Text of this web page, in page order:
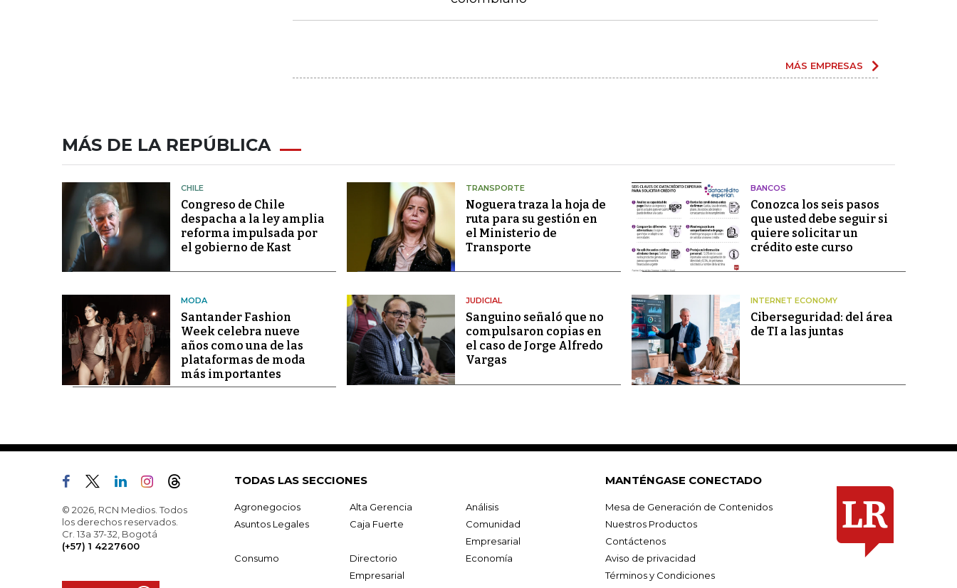
MÁS EMPRESAS
MÁS DE LA REPÚBLICA
CHILE
Congreso de Chile
despacha a la ley amplia
reforma impulsada por
el gobierno de Kast
TRANSPORTE
Noguera traza la hoja de
ruta para su gestión en
el Ministerio de
Transporte
BANCOS
Conozca los seis pasos
que usted debe seguir si
quiere solicitar un
crédito este curso
MODA
Santander Fashion
Week celebra nueve
años como una de las
plataformas de moda
más importantes
JUDICIAL
Sanguino señaló que no
compulsaron copias en
el caso de Jorge Alfredo
Vargas
INTERNET ECONOMY
Ciberseguridad: del área
de TI a las juntas
© 2026, RCN Medios. Todos
los derechos reservados.
Cr. 13a 37-32, Bogotá
(+57) 1 4227600
TODAS LAS SECCIONES
Agronegocios Alta Gerencia
Análisis
Asuntos Legales
Caja Fuerte
Comunidad
Empresarial
Consumo
Directorio
Empresarial
Economía
MANTÉNGASE CONECTADO
Mesa de Generación de Contenidos
Nuestros Productos
Contáctenos
Aviso de privacidad
Términos y Condiciones